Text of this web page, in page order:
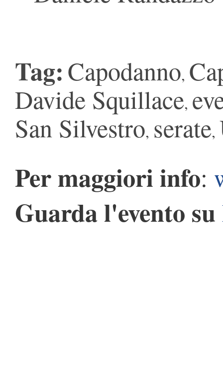
Tag:Capodanno,
Davide Squillace,
San Silvestro, serate,
Per maggiori info:
Guarda l'evento su